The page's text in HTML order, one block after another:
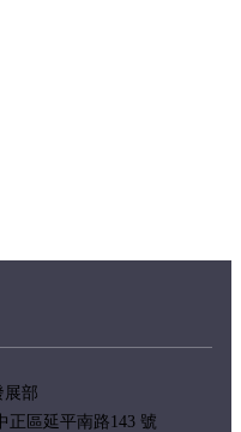
展部
正區延平南路143 號